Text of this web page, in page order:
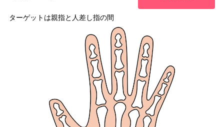
ターゲットは親指と人差し指の間